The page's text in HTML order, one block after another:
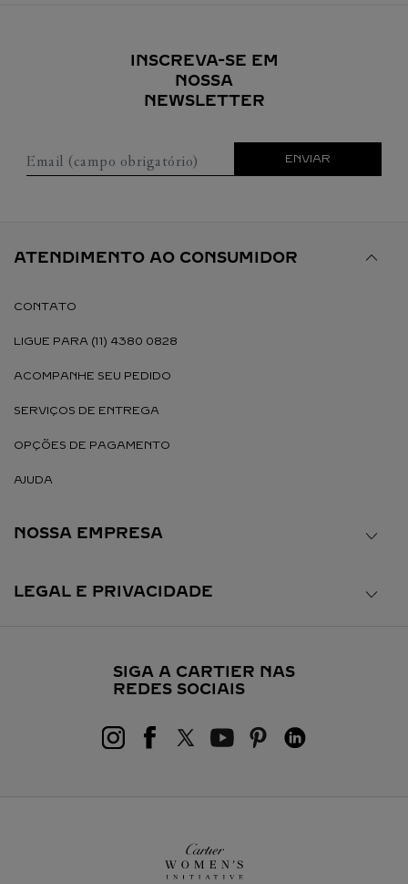
INSCREVA-SE EM
NOSSA
NEWSLETTER
Email (campo obrigatório) ENVIAR
ATENDIMENTO AO CONSUMIDOR
CONTATO
LIGUE PARA (11) 4380 0828
ACOMPANHE SEU PEDIDO
SERVIÇOS DE ENTREGA
OPÇÕES DE PAGAMENTO
AJUDA
NOSSA EMPRESA
LEGAL E PRIVACIDADE
SIGA A CARTIER NAS
REDES SOCIAIS